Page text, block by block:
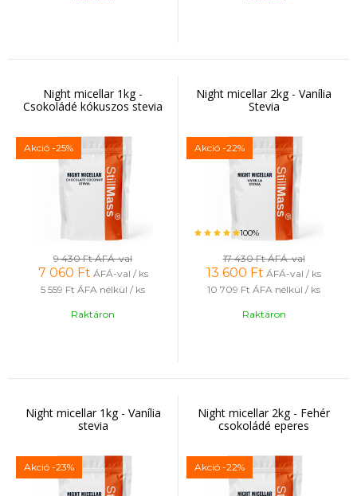
Night micellar 1kg -
Csokoládé kókuszos stevia
Akció -25%
9 430 FtÁFÁ-val
7 060 Ft ÁFÁ-val / ks
5 559 Ft ÁFA nélkül / ks
Raktáron
Night micellar 2kg - Vanília
Stevia
Akció -22%
100%
17 430 FtÁFÁ-val
13 600 Ft ÁFÁ-val / ks
10 709 Ft ÁFA nélkül / ks
Raktáron
Night micellar 1kg - Vanília
stevia
Akció -23%
Night micellar 2kg - Fehér
csokoládé eperes
Akció -22%